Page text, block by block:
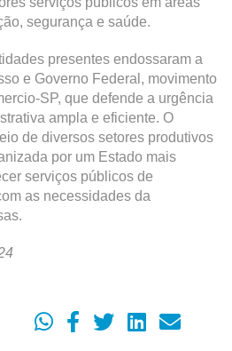
segurança e saúde.
presentes endossaram a
e Governo Federal, movimento
SP, que defende a urgência
ampla e eficiente. O
de diversos setores produtivos
por um Estado mais
serviços públicos de
as necessidades da